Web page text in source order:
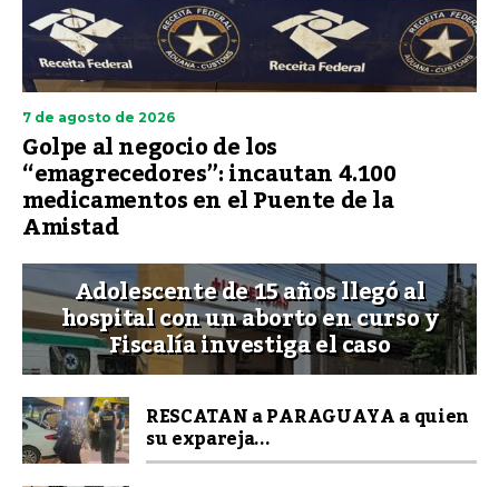
7 de agosto de 2026
Golpe al negocio de los
“emagrecedores”: incautan 4.100
medicamentos en el Puente de la
Amistad
Adolescente de 15 años llegó al
hospital con un aborto en curso y
Fiscalía investiga el caso
RESCATAN a PARAGUAYA a quien
su expareja...